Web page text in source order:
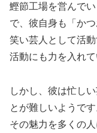
鰹節工場を営んで
で、彼自身も「か
笑い芸人として活
活動にも力を入れて
しかし、彼は忙し
とが難しいようで
その魅力を多くの